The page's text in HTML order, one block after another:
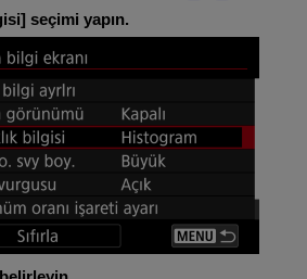
] seçimi yapın.